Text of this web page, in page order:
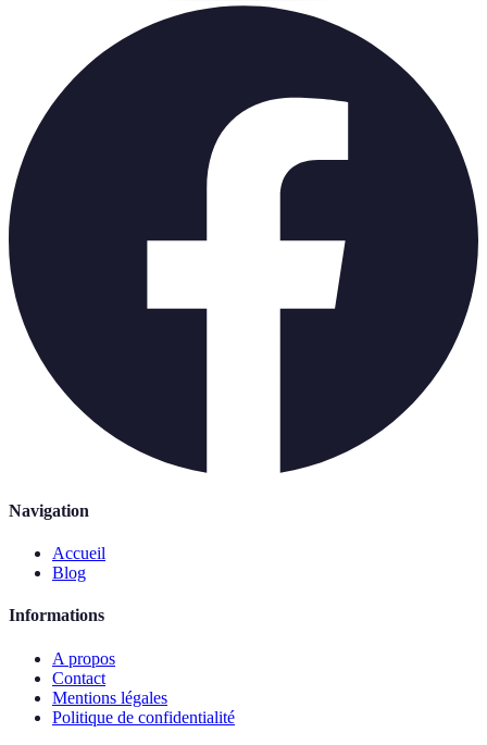
Navigation
Accueil
Blog
Informations
A propos
Contact
Mentions légales
Politique de confidentialité